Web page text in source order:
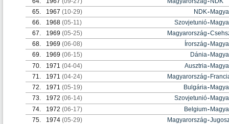
65.
1967 (10-29) NDK-
66.
1968 (05-11) Szovjetunió-
67.
1969 (05-25) Magyarország-
68.
1969 (06-08) Írország-
69.
1969 (06-15) Dánia-
70.
1971 (04-04) Ausztria-
71.
1971 (04-24) Magyarország-
72.
1971 (05-19) Bulgária-
73.
1972 (06-14) Szovjetunió-
74.
1972 (06-17) Belgium-
75.
1974 (05-29) Magyarország-